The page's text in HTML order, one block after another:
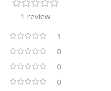
1 review
1
0
0
0